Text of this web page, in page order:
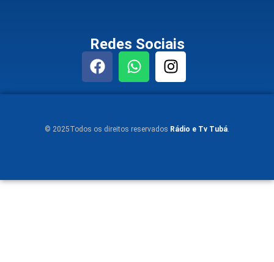
Redes Sociais
© 2025Todos os direitos reservados Rádio e Tv Tubá.